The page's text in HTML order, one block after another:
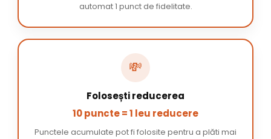
automat 1 punct de fidelitate.
💸
Folosești reducerea
10 puncte = 1 leu reducere
Punctele acumulate pot fi folosite pentru a plăti mai